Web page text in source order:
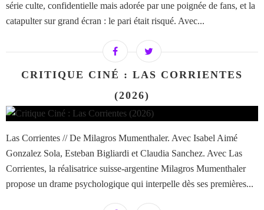
série culte, confidentielle mais adorée par une poignée de fans, et la
catapulter sur grand écran : le pari était risqué. Avec...
CRITIQUE CINÉ : LAS CORRIENTES
(2026)
Las Corrientes // De Milagros Mumenthaler. Avec Isabel Aimé
Gonzalez Sola, Esteban Bigliardi et Claudia Sanchez. Avec Las
Corrientes, la réalisatrice suisse-argentine Milagros Mumenthaler
propose un drame psychologique qui interpelle dès ses premières...